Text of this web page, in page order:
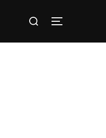
Buscar: